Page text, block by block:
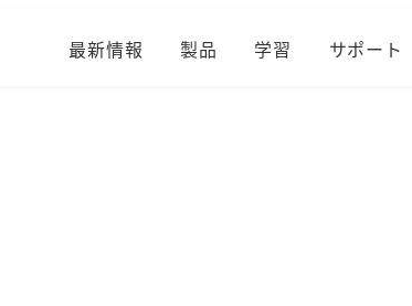
最新情報 製品 学習 サポート